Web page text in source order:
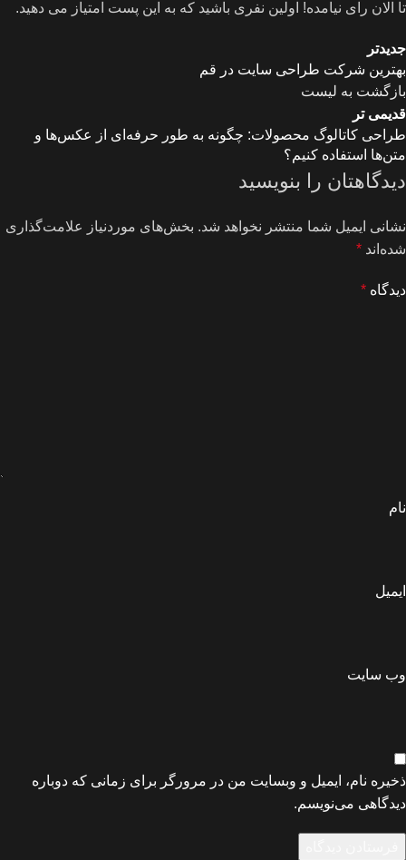
تا الان رای نیامده! اولین نفری باشید که به این پست امتیاز می دهید.
جدیدتر
بهترین شرکت طراحی سایت در قم
بازگشت به لیست
قدیمی تر
طراحی کاتالوگ محصولات: چگونه به طور حرفه‌ای از عکس‌ها و
متن‌ها استفاده کنیم؟
دیدگاهتان را بنویسید
نشانی ایمیل شما منتشر نخواهد شد. بخش‌های موردنیاز علامت‌گذاری
شده‌اند *
دیدگاه *
نام
ایمیل
وب‌ سایت
ذخیره نام، ایمیل و وبسایت من در مرورگر برای زمانی که دوباره
دیدگاهی می‌نویسم.